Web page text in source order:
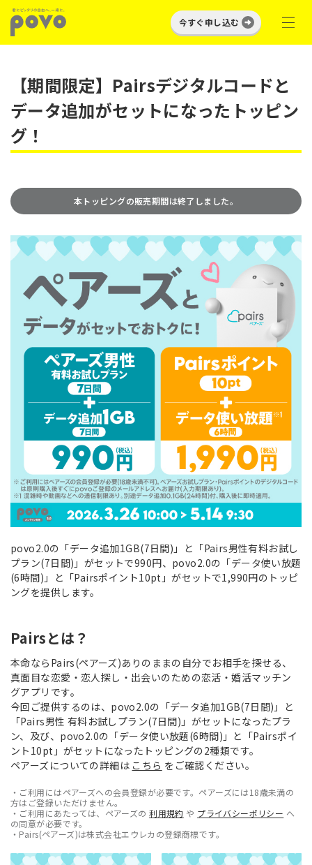
今すぐ申し込む
【期間限定】Pairsデジタルコードと
データ追加がセットになったトッピン
グ！
本トッピングの販売期間は終了しました。
povo2.0の「データ追加1GB(7日間)」と「Pairs男性有料お試し
プラン(7日間)」がセットで990円、povo2.0の「データ使い放題
(6時間)」と「Pairsポイント10pt」がセットで1,990円のトッピ
ングを提供します。
Pairsとは？
本命ならPairs(ペアーズ)ありのままの自分でお相手を探せる、
真面目な恋愛・恋人探し・出会いのための恋活・婚活マッチン
グアプリです。
今回ご提供するのは、povo2.0の「データ追加1GB(7日間)」と
「Pairs男性 有料お試しプラン(7日間)」がセットになったプラ
ン、及び、povo2.0の「データ使い放題(6時間)」と「Pairsポイ
ント10pt」がセットになったトッピングの2種類です。
ペアーズについての詳細は こちら をご確認ください。
・ご利用にはペアーズへの会員登録が必要です。ペアーズには18歳未満の
方はご登録いただけません。
・ご利用にあたっては、ペアーズの利用規約 や プライバシーポリシー へ
の同意が必要です。
・Pairs(ペアーズ)は株式会社エウレカの登録商標です。